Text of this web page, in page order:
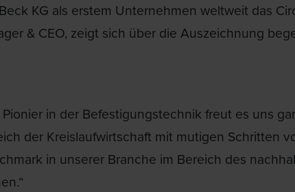
KG als erstem Unternehmen weltweit das
& CEO, zeigt sich über die Auszeichnung
Pionier in der Befestigungstechnik freut es uns
der Kreislaufwirtschaft mit mutigen Schritten
in unserer Branche im Bereich des